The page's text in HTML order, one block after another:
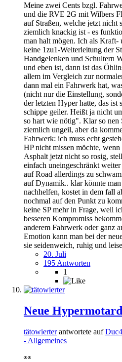
Meine zwei Cents bzgl.
und die RVE 2G mit Wilbers
auf Straßen, welche jetzt nicht
ziemlich knackig ist - es
man halt mögen. Ich als Kraft-
keine 1zu1-Weiterleitung der
Handgelenken und Schultern
und eben ist, dann ist das
allem im Vergleich zur
dann mal ein Fahrwerk hat,
(nicht nur die Einstellung,
der letzten Hyper hatte, das ist
schippe geiler. Heißt ja nicht
so hart wie nötig". Klar so nen
ziemlich ungeil, aber da
Fahrwerk: ich muss echt
HP nicht missen möchte,
Asphalt jetzt nicht so rosig,
einfach uneingeschränkt
auf Road allerdings zu
auf Dynamik.. klar könnte
nachhelfen, kostet in dem fall
nochmal auf den Punkt zu
keine SP mehr in Frage, weil
besseren Kompromiss
anderem Fahrwerk oder ganz
Emotion kann man bei der
sie seidenweich, ruhig und
20. Juli
195 Antworten
1
Neue
tätowierterantwortete auf
- Allgemeines
👀